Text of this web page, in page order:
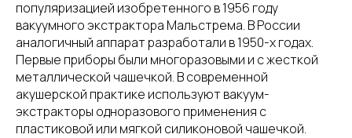
популяризацией изобретенного в 1956 году
вакуумного экстрактора Мальстрема. В России
аналогичный аппарат разработали в 1950-х годах.
Первые приборы были многоразовыми и с жесткой
металлической чашечкой. В современной
акушерской практике используют вакуум-
экстракторы одноразового применения с
пластиковой или мягкой силиконовой чашечкой.